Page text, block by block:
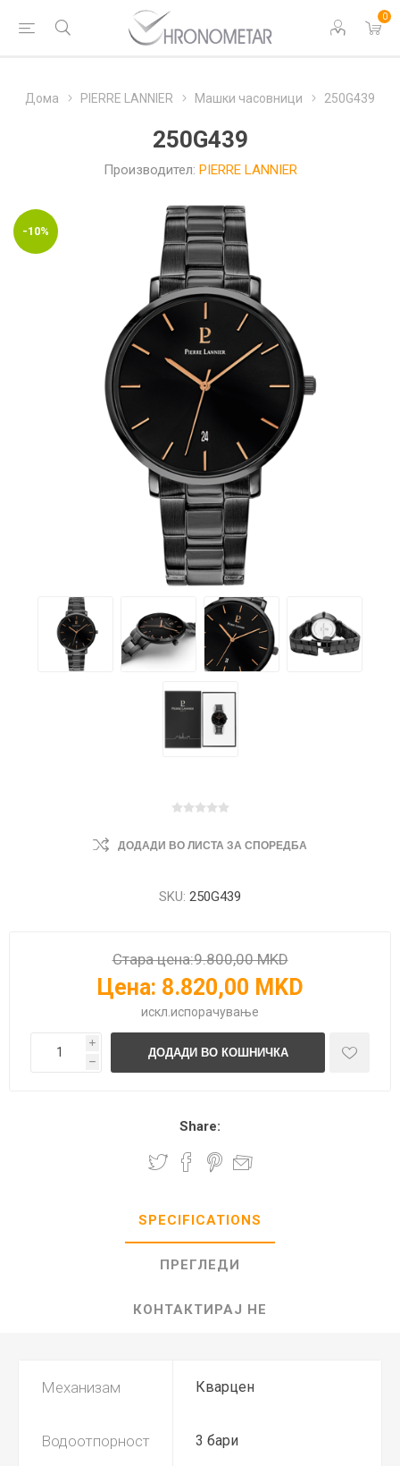
0
Дома PIERRE LANNIER Машки часовници 250G439
250G439
Производител: PIERRE LANNIER
-10%
ДОДАДИ ВО ЛИСТА ЗА СПОРЕДБА
SKU: 250G439
Стара цена:9.800,00 MKD
Цена: 8.820,00 MKD
искл. испорачување
i
h
Share:
SPECIFICATIONS
ПРЕГЛЕДИ
КОНТАКТИРАЈ НЕ
Механизам Кварцен
Водоотпорност 3 бари